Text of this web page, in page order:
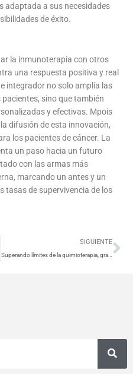
adaptada a sus necesidades
de éxito.
la inmunoterapia con otros
una respuesta positiva y real
integrador no solo amplía las
sino que también
y efectivas. Mpois
difusión de esta innovación,
los pacientes de cáncer. La
un paso hacia un futuro
con las armas más
marcando un antes y un
tasas de supervivencia de los
SIGUIENTE
Superando límites de la quimioterapia, gracias a inmunoterapia de precisión en Colombia